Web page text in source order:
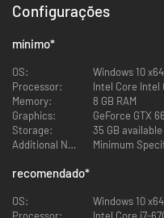
Joga todo o jogo sozinho ou em
Configurações
mínimo*
OS:
Windows 10 x64
Processor:
Intel Core Intel
Memory:
8 GB RAM
Graphics:
GeForce GTX
Storage:
35 GB
Additional Notes:
Minimum
recomendado*
OS:
Windows 10 x64
Processor:
Intel Core i7-